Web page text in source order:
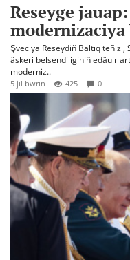
Reseyge
modernizaciya
Şveciya Reseydiñ Baltıq
äskeri belsendiliginiñ edäuir
moderniz..
5 jıl bwrın 425 0